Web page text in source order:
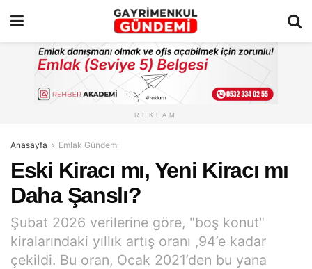
REKLAM
Anasayfa Emlak Gündemi
Eski Kiracı mı, Yeni Kiracı mı
Daha Şanslı?
Şubat 2026 verilerine göre, "boş konut"
kiralarındaki yıllık artış oranı ,94’e kadar
çekildi. Bu oran, Ocak 2021’den bu yana